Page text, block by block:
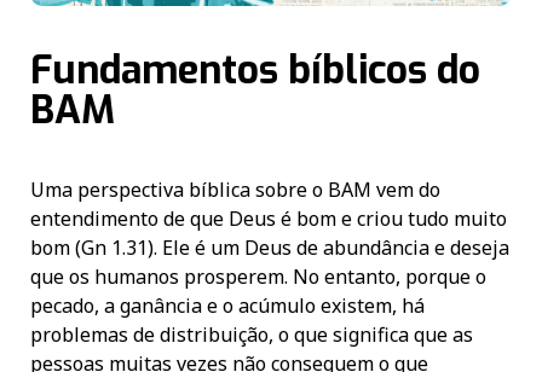
Fundamentos bíblicos do
BAM
Uma perspectiva bíblica sobre o BAM vem do
entendimento de que Deus é bom e criou tudo muito
bom (Gn 1.31). Ele é um Deus de abundância e deseja
que os humanos prosperem. No entanto, porque o
pecado, a ganância e o acúmulo existem, há
problemas de distribuição, o que significa que as
pessoas muitas vezes não conseguem o que